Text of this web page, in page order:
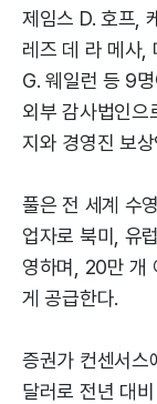
제임스 D. 호프,
레즈 데 라 메사,
G. 웨일런 등 9
외부 감사법인
지와 경영진 보
풀은 전 세계 수
업자로 북미, 유
영하며, 20만 개
게 공급한다.
증권가 컨센서
달러로 전년 대